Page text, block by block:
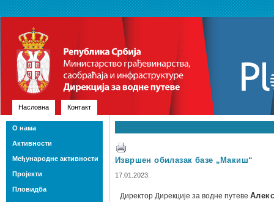
Насловна Контакт
Извршен обилазак базе „Макиш“
17.01.2023.
Директор Дирекције за водне путеве
О нама
Активности
Међународне активности
Пројекти
Пловидба